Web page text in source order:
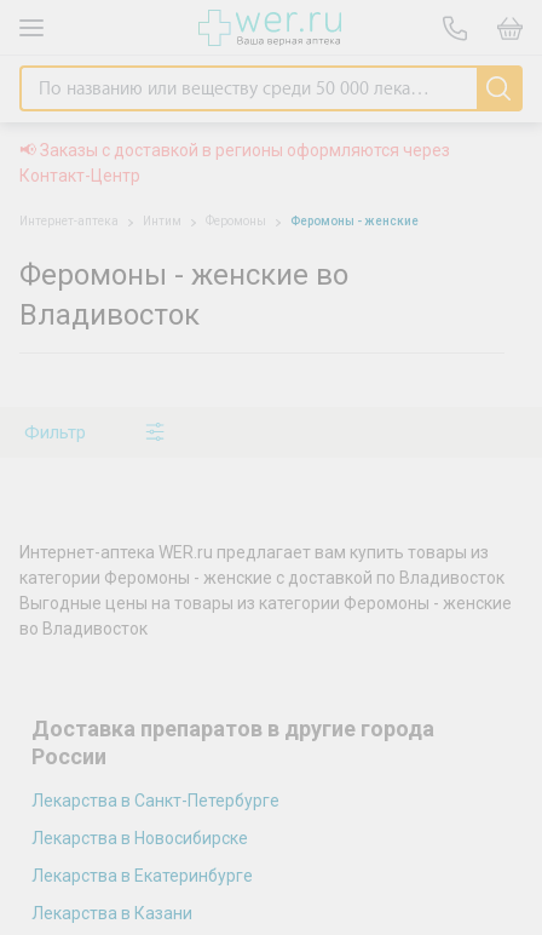
📢 Заказы с доставкой в регионы оформляются через
Контакт-Центр
Интернет-аптека Интим Феромоны Феромоны - женские
Феромоны - женские во
Владивосток
Фильтр
Интернет-аптека WER.ru предлагает вам купить товары из
категории Феромоны - женские с доставкой по Владивосток
Выгодные цены на товары из категории Феромоны - женские
во Владивосток
Доставка препаратов в другие города
России
Лекарства в Санкт-Петербурге
Лекарства в Новосибирске
Лекарства в Екатеринбурге
Лекарства в Казани